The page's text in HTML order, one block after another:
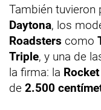
También
Daytona, los
Roadsters como
Triple, y una de
la firma: la
de 2.500